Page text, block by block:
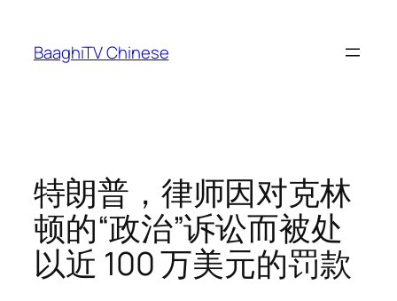
content
BaaghiTV Chinese
特朗普，律师因对克林
顿的“政治”诉讼而被处
以近 100 万美元的罚款